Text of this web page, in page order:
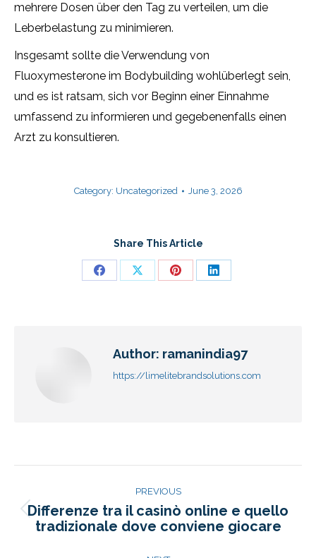
mehrere Dosen über den Tag zu verteilen, um die
Leberbelastung zu minimieren.
Insgesamt sollte die Verwendung von
Fluoxymesterone im Bodybuilding wohlüberlegt sein,
und es ist ratsam, sich vor Beginn einer Einnahme
umfassend zu informieren und gegebenenfalls einen
Arzt zu konsultieren.
Category: Uncategorized June 3, 2026
Share This Article
Author: ramanindia97
https://limelitebrandsolutions.com
PREVIOUS
Differenze tra il casinò online e quello
tradizionale dove conviene giocare